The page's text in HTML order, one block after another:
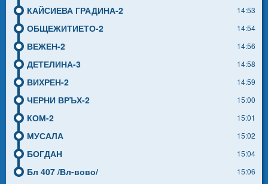
КАЙСИЕВА ГРАДИНА-2 14:53
ОБЩЕЖИТИЕТО-2 14:54
ВЕЖЕН-2 14:56
ДЕТЕЛИНА-3 14:58
ВИХРЕН-2 14:59
ЧЕРНИ ВРЪХ-2 15:00
КОМ-2 15:01
МУСАЛА 15:02
БОГДАН 15:04
Бл 407 /Вл-вово/ 15:06